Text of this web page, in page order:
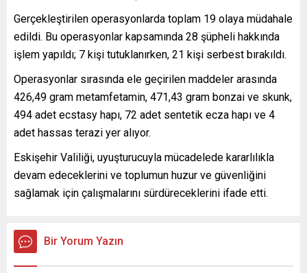
Gerçekleştirilen operasyonlarda toplam 19 olaya müdahale
edildi. Bu operasyonlar kapsamında 28 şüpheli hakkında
işlem yapıldı; 7 kişi tutuklanırken, 21 kişi serbest bırakıldı.
Operasyonlar sırasında ele geçirilen maddeler arasında
426,49 gram metamfetamin, 471,43 gram bonzai ve skunk,
494 adet ecstasy hapı, 72 adet sentetik ecza hapı ve 4
adet hassas terazi yer alıyor.
Eskişehir Valiliği, uyuşturucuyla mücadelede kararlılıkla
devam edeceklerini ve toplumun huzur ve güvenliğini
sağlamak için çalışmalarını sürdüreceklerini ifade etti.
Bir Yorum Yazın